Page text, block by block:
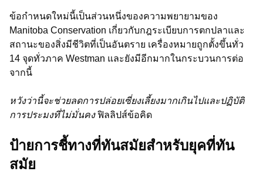
ข้อกำหนดใหม่นี้เป็นส่วนหนึ่งของความพยายามของ
Manitoba Conservation เกี่ยวกับกฎระเบียบการตกปลาและ
สถานะของสิ่งมีชีวิตที่เป็นอันตราย เครื่องหมายถูกตั้งขึ้นทั่ว
14 จุดทั่วภาค Westman และยังมีอีกมากในกระบวนการต่อ
จากนี้
หวังว่านี้จะช่วยลดการปล่อยเซี่ยงเลี้ยงมากเกินไปและปฏิบัติ
การประมงที่ไม่มั่นคงฟิลลิปส์ข้อคิด
ป้ายการชี้ทางที่ทันสมัยสำหรับยุคที่ทัน
สมัย